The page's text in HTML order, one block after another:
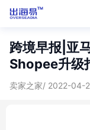
跨境早报|亚
Shopee升级
卖家之家/ 2022-04-